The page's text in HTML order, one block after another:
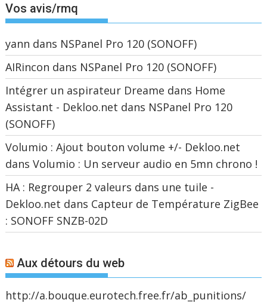
Vos avis/rmq
yann dans NSPanel Pro 120 (SONOFF)
AIRincon dans NSPanel Pro 120 (SONOFF)
Intégrer un aspirateur Dreame dans Home
Assistant - Dekloo.net dans NSPanel Pro 120
(SONOFF)
Volumio : Ajout bouton volume +/- Dekloo.net
dansVolumio : Un serveur audio en 5mn chrono !
HA : Regrouper 2 valeurs dans une tuile -
Dekloo.net dans Capteur de Température ZigBee
: SONOFF SNZB-02D
Aux détours du web
http://a.bouque.eurotech.free.fr/ab_punitions/